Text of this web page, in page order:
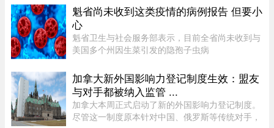
产批次，初步判断为交叉污染导致。召回涉及多种
规格的温和切达奶酪，包 ...
魁省尚未收到这类疫情的病例报告 但要小
心
魁省卫生与社会服务部表示，目前全省尚未收到与
美国多个州因生菜引发的隐孢子虫病
报告。这种由寄生虫引起的感染主要通过受污染的
食物或水传播，会导致水样腹泻、胃痉挛 ...
加拿大新外国影响力登记制度生效：盟友
与对手都被纳入监管 ...
加拿大本周正式启动了新的外国影响力登记制度。
尽管这一制度原本针对中国、俄罗斯等传统对手，